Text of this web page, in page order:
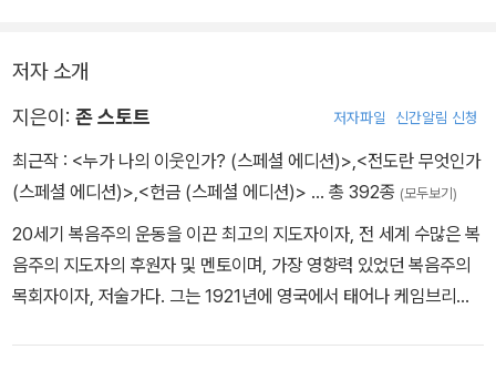
저자 소개
지은이: 존 스토트 저자파일 신간알림 신청
최근작 : <누가 나의 이웃인가? (스페셜 에디션)> <전도란 무엇인가
(스페셜 에디션)> <헌금 (스페셜 에디션)> … 총 392종 (모두보기)
20세기 복음주의 운동을 이끈 최고의 지도자이자, 전 세계 수많은 복
음주의 지도자의 후원자 및 멘토이며, 가장 영향력 있었던 복음주의
목회자이자, 저술가다. 그는 1921년에 영국에서 태어나 케임브리지